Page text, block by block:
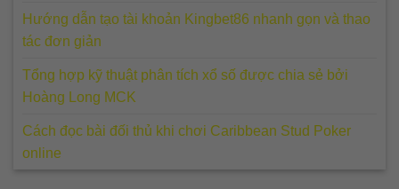
Hướng dẫn tạo tài khoản Kingbet86 nhanh gọn và thao
tác đơn giản
Tổng hợp kỹ thuật phân tích xổ số được chia sẻ bởi
Hoàng Long MCK
Cách đọc bài đối thủ khi chơi Caribbean Stud Poker
online